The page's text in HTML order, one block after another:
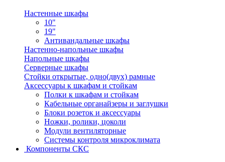
Настенные шкафы
10"
19"
Антивандальные шкафы
Настенно-напольные шкафы
Напольные шкафы
Серверные шкафы
Стойки открытые, одно(двух) рамные
Аксессуары к шкафам и стойкам
Полки к шкафам и стойкам
Кабельные органайзеры и заглушки
Блоки розеток и аксессуары
Ножки, ролики, цоколи
Модули вентиляторные
Системы контроля микроклимата
Компоненты СКС